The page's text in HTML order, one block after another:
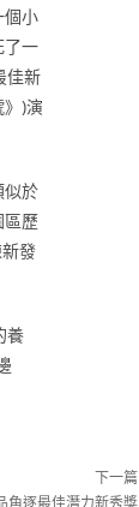
個小
了一
佳新
)演
似於
區歷
發
養
下一篇
角逐最佳潛力新秀獎